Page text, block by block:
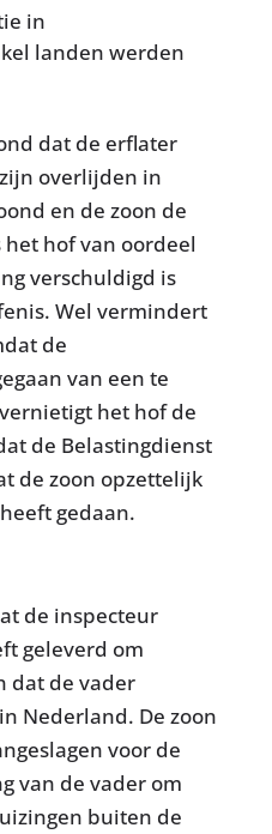
in
landen werden
dat de erflater
overlijden in
en de zoon de
hof van oordeel
verschuldigd is
Wel vermindert
de
van een te
het hof de
de Belastingdienst
de zoon opzettelijk
gedaan.
de inspecteur
geleverd om
dat de vader
Nederland. De zoon
voor de
van de vader om
buiten de